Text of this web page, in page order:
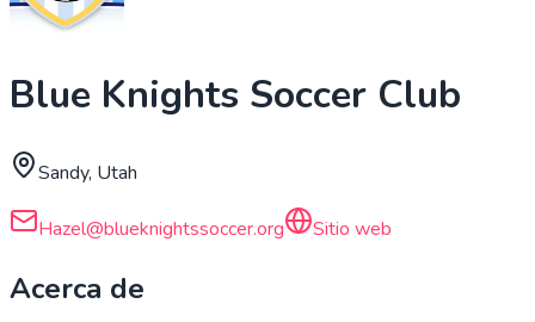
Blue Knights Soccer Club
Sandy, Utah
Hazel@blueknightssoccer.org Sitio web
Acerca de